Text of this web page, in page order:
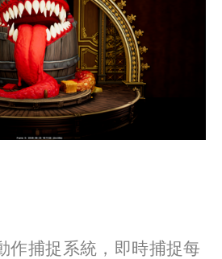
作捕捉系統，即時捕捉每